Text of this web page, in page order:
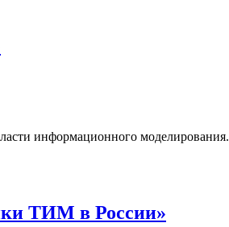
информационного моделирования.
ТИМ в России»